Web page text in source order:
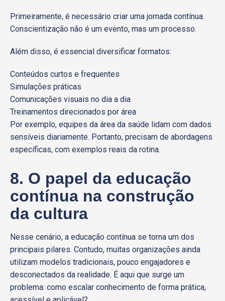
Primeiramente, é necessário criar uma jornada contínua.
Conscientização não é um evento, mas um processo.
Além disso, é essencial diversificar formatos:
Conteúdos curtos e frequentes
Simulações práticas
Comunicações visuais no dia a dia
Treinamentos direcionados por área
Por exemplo, equipes da área da saúde lidam com dados
sensíveis diariamente. Portanto, precisam de abordagens
específicas, com exemplos reais da rotina.
8. O papel da educação
contínua na construção
da cultura
Nesse cenário, a educação contínua se torna um dos
principais pilares. Contudo, muitas organizações ainda
utilizam modelos tradicionais, pouco engajadores e
desconectados da realidade. É aqui que surge um
problema: como escalar conhecimento de forma prática,